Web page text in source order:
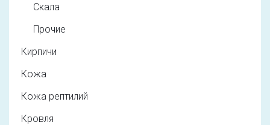
Скала
Прочие
Кирпичи
Кожа
Кожа рептилий
Кровля